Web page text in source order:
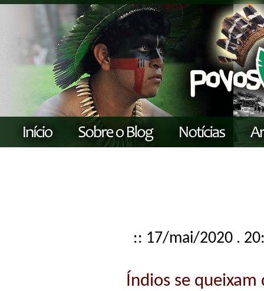
:: 17/mai/2020 .
Índios se queixam